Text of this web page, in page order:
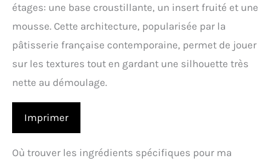
étages: une base croustillante, un insert fruité et une
mousse. Cette architecture, popularisée par la
pâtisserie française contemporaine, permet de jouer
sur les textures tout en gardant une silhouette très
nette au démoulage.
Imprimer
Où trouver les ingrédients spécifiques pour ma